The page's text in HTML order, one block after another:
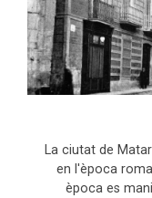
La ciutat de
en l'època
època es